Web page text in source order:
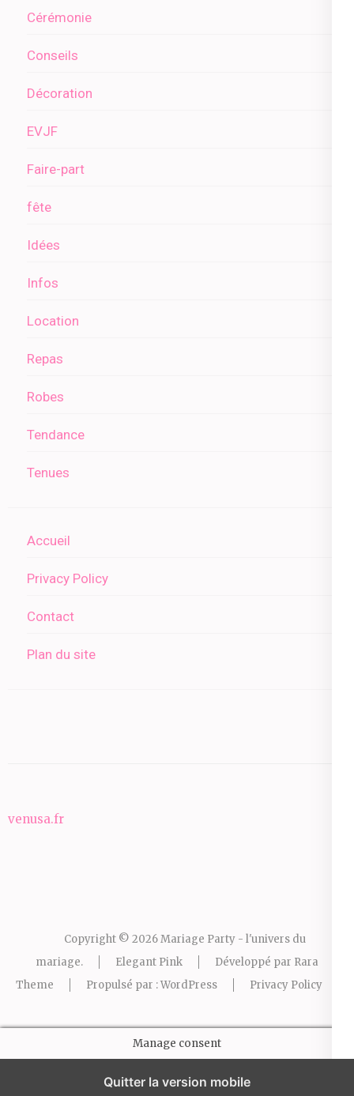
Cérémonie
Conseils
Décoration
EVJF
Faire-part
fête
Idées
Infos
Location
Repas
Robes
Tendance
Tenues
Accueil
Privacy Policy
Contact
Plan du site
venusa.fr
Copyright © 2026Mariage Party - l'univers du
mariage. Elegant Pink Développé par Rara
Theme
Propulsé par :WordPress Privacy Policy
Manage consent
Quitter la version mobile